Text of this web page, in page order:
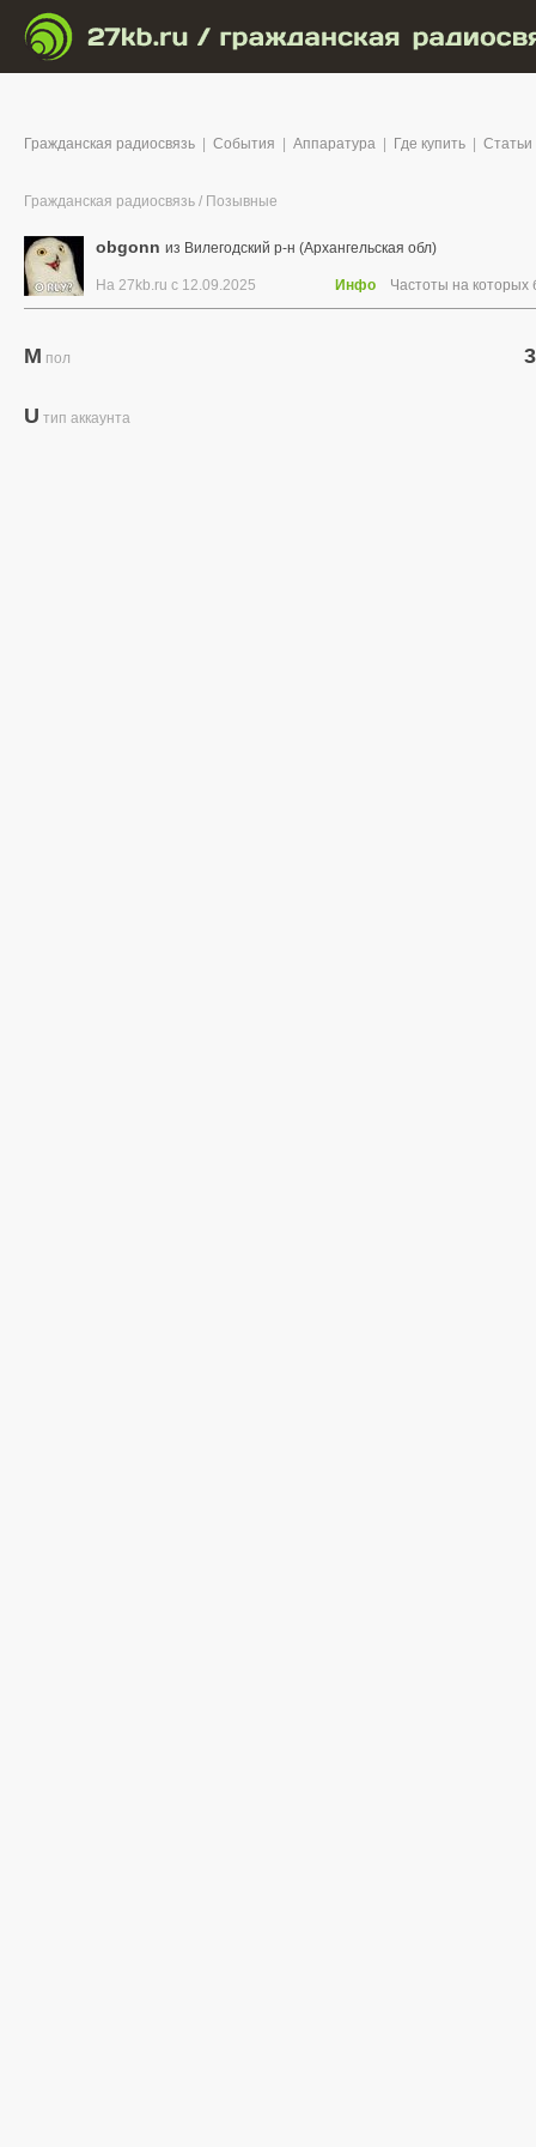
Гражданская радиосвязь События Аппаратура Где купить Статьи
Гражданская радиосвязь / Позывные
obgonn из Вилегодский р-н (Архангельская обл)
На 27kb.ru с 12.09.2025 Инфо Частоты на которых
M пол
U тип аккаунта